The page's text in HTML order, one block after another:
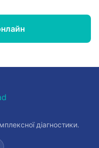
діагностики.